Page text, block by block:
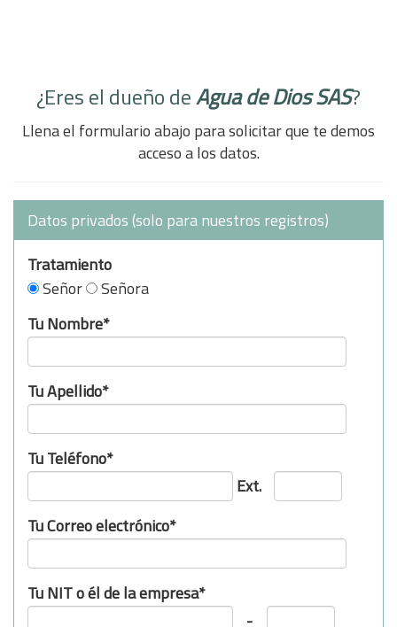
¿Eres el dueño deAgua de Dios SAS?
Llena el formulario abajo para solicitar que te demos
acceso a los datos.
Datos privados (solo para nuestros registros)
Tratamiento
Señor
Señora
Tu Nombre*
Tu Apellido*
Tu Teléfono*
Ext.
Tu Correo electrónico*
Tu NIT o él de la empresa*
-